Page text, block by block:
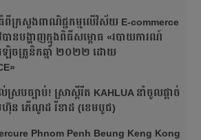
ក្រសួងពាណិជ្ជកម្មលើវិស័យ E-commerce
បានបង្ហាញក្នុងពិធីសម្ពោធ «របាយការណ៍
េឡិចត្រូនិកឆ្នាំ ២០២២ ដោយ
ស្របច្បាប់! ស្រាស្ពីរីត KAHLUA នាំចូលផ្ដាច់
ន ភើណូដ រីខាដ (ខេមបូជ)
Phnom Penh Beung Keng Kong